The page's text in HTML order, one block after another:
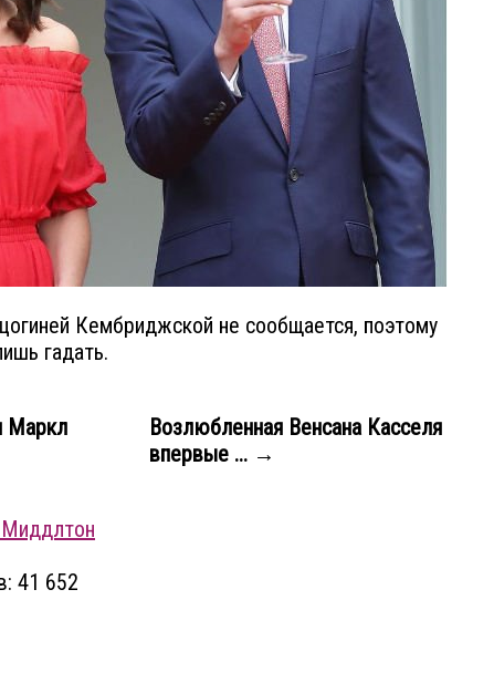
Кембриджской не сообщается, поэтому
гадать.
Маркл
Возлюбленная Венсана Касселя
впервые ... →
41 652